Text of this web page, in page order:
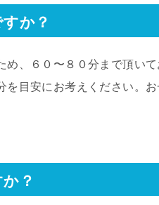
か？
め、６０〜８０分まで頂い
を目安にお考えください。
？